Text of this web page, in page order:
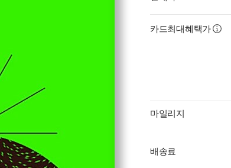
카드최대혜택가
마일리지
배송료